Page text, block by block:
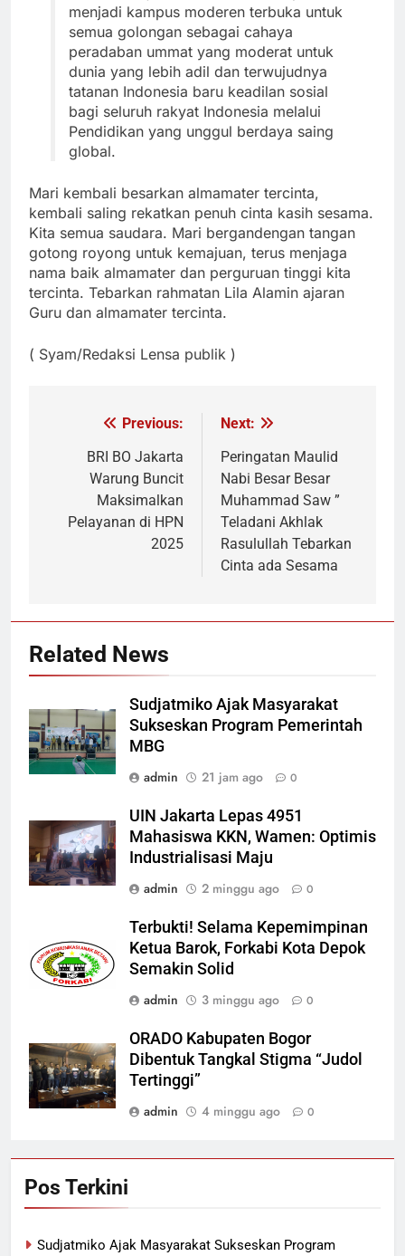
menjadi kampus moderen terbuka untuk
semua golongan sebagai cahaya
peradaban ummat yang moderat untuk
dunia yang lebih adil dan terwujudnya
tatanan Indonesia baru keadilan sosial
bagi seluruh rakyat Indonesia melalui
Pendidikan yang unggul berdaya saing
global.
Mari kembali besarkan almamater tercinta,
kembali saling rekatkan penuh cinta kasih sesama.
Kita semua saudara. Mari bergandengan tangan
gotong royong untuk kemajuan, terus menjaga
nama baik almamater dan perguruan tinggi kita
tercinta. Tebarkan rahmatan Lila Alamin ajaran
Guru dan almamater tercinta.
( Syam/Redaksi Lensa publik )
NavigasiPrevious:
BRI BO Jakarta
Warung Buncit
Maksimalkan
Pelayanan di HPN
2025
Next:
Peringatan Maulid
Nabi Besar Besar
Muhammad Saw ”
Teladani Akhlak
Rasulullah Tebarkan
Cinta ada Sesama
Related News
Sudjatmiko Ajak Masyarakat
Sukseskan Program Pemerintah
MBG
admin
21 jam ago 0
UIN Jakarta Lepas 4951
Mahasiswa KKN, Wamen: Optimis
Industrialisasi Maju
admin
2 minggu ago 0
Terbukti! Selama Kepemimpinan
Ketua Barok, Forkabi Kota Depok
Semakin Solid
admin
3 minggu ago 0
ORADO Kabupaten Bogor
Dibentuk Tangkal Stigma “Judol
Tertinggi”
admin
4 minggu ago 0
Pos Terkini
Sudjatmiko Ajak Masyarakat Sukseskan Program